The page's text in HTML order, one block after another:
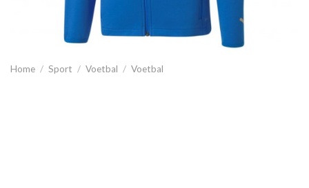
Home / Sport / Voetbal / Voetbal